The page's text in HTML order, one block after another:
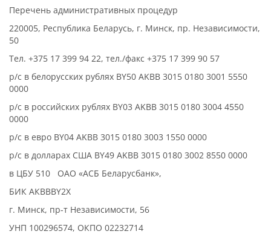
Перечень административных процедур
220005, Республика Беларусь, г. Минск, пр. Независимости,
50
Тел. +375 17 399 94 22, тел./факс +375 17 399 90 57
р/с в белорусских рублях BY50 AKBB 3015 0180 3001 5550
0000
р/с в российских рублях BY03 AKBB 3015 0180 3004 4550
0000
р/с в евро BY04 AKBB 3015 0180 3003 1550 0000
р/с в долларах США BY49 AKBB 3015 0180 3002 8550 0000
в ЦБУ 510 ОАО «АСБ Беларусбанк»,
БИК АКВВВY2Х
г. Минск, пр-т Независимости, 56
УHП 100296574, ОКПО 02232714